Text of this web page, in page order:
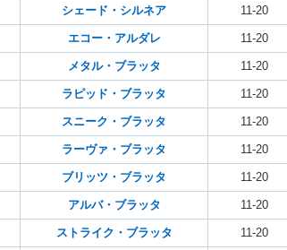
シェード・シルネア 11-20
エコー・アルダレ 11-20
メタル・ブラッタ 11-20
ラピッド・ブラッタ 11-20
スニーク・ブラッタ 11-20
ラーヴァ・ブラッタ 11-20
ブリッツ・ブラッタ 11-20
アルバ・ブラッタ 11-20
ストライク・ブラッタ 11-20